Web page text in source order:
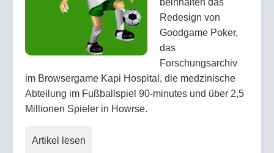
Redesign von
Goodgame Poker,
das
Forschungsarchiv
im Browsergame Kapi Hospital, die medzinische
Abteilung im Fußballspiel 90-minutes und über 2,5
Millionen Spieler in Howrse.
Artikel lesen